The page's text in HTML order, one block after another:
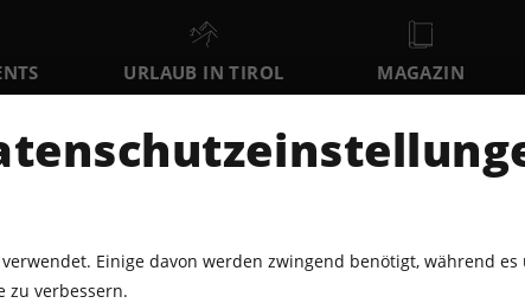
URLAUB IN TIROL MAGAZIN
FR SA SO 10
Einige davon werden zwingend benötigt, während
zu verbessern.